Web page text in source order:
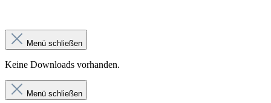
Menü schließen
Keine Downloads vorhanden.
Menü schließen